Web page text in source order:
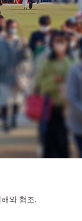
와 협조,